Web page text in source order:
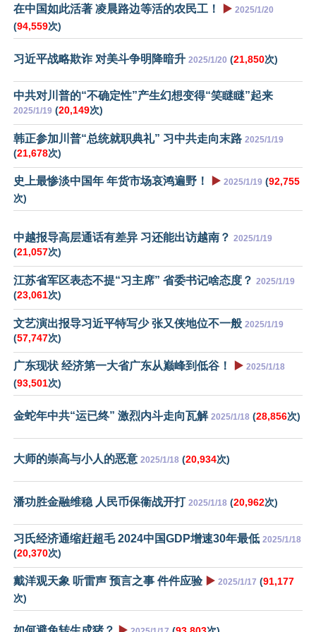
在中国如此活著 凌晨路边等活的农民工！ ▶️ 2025/1/20
(94,559次)
习近平战略欺诈 对美斗争明降暗升 2025/1/20 (21,850次)
中共对川普的“不确定性”产生幻想变得“笑瞇瞇”起来
2025/1/19 (20,149次)
韩正参加川普“总统就职典礼” 习中共走向末路 2025/1/19
(21,678次)
史上最惨淡中国年 年货市场哀鸿遍野！ ▶️ 2025/1/19 (92,755
次)
中越报导高层通话有差异 习还能出访越南？ 2025/1/19
(21,057次)
江苏省军区表态不提“习主席” 省委书记啥态度？ 2025/1/19
(23,061次)
文艺演出报导习近平特写少 张又侠地位不一般 2025/1/19
(57,747次)
广东现状 经济第一大省广东从巅峰到低谷！ ▶️ 2025/1/18
(93,501次)
金蛇年中共“运已终” 激烈内斗走向瓦解 2025/1/18 (28,856次)
大师的崇高与小人的恶意 2025/1/18 (20,934次)
潘功胜金融维稳 人民币保衞战开打 2025/1/18 (20,962次)
习氏经济通缩赶超毛 2024中国GDP增速30年最低 2025/1/18
(20,370次)
戴洋观天象 听雷声 预言之事 件件应验 ▶️ 2025/1/17 (91,177
次)